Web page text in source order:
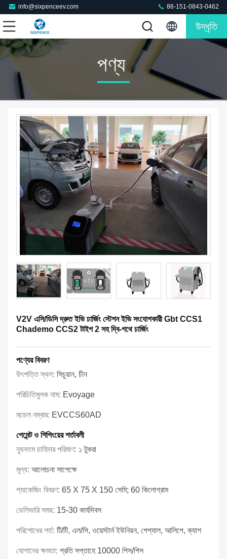
info@sixpenceev.com 86-151-0843-0462
উদ্ধৃতি
পণ্য
V2V এসি/ডিসি দ্রুত ইভি চার্জিং স্টেশন ইভি সংযোগকারী Gbt CCS1
Chademo CCS2 টাইপ 2 সহ দ্বি-পথে চার্জিং
পণ্যের বিবরণ
উৎপত্তি স্থল: সিচুয়ান, চীন
পরিচিতিমুলক নাম: Evoyage
মডেল নম্বার: EVCCS60AD
পেমেন্ট ও শিপিংয়ের শর্তাবলী
ন্যূনতম চাহিদার পরিমাণ: ১ টুকরা
মূল্য: আলোচনা সাপেক্ষে
প্যাকেজিং বিবরণ: 65 X 75 X 150 সেমি; 60 কিলোগ্রাম
ডেলিভারি সময়: 15-30 কার্যদিবস
পরিশোধের শর্ত: টি/টি, এল/সি, ওয়েস্টার্ন ইউনিয়ন, পেপ্যাল, আলিপে, ক্যাশ
যোগানের ক্ষমতা: প্রতি সপ্তাহে 10000 পিস/পিস